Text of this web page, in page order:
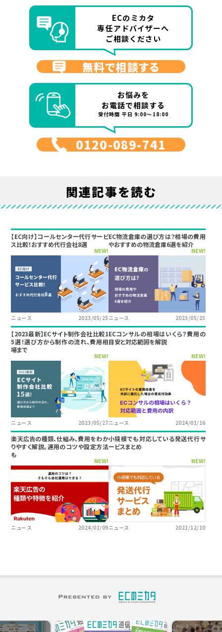
ECのミカタ
専任アドバイザーへ
ご相談ください
無料で相談する
お悩みを
お電話で相談する
受付時間 平日 9:00～18:00
0120-089-741
関連記事を読む
【EC向け】コールセンター代行サービ
ス比較！おすすめ代行会社8選
NEW!
ニュース 2023/05/25
EC物流倉庫の選び方は？相場の費用
やおすすめの物流倉庫6選を紹介
NEW!
ニュース 2023/05/25
【2023最新】ECサイト制作会社比較1
5選！選び方から制作の流れ、費用相
場まで
NEW!
ニュース 2023/05/27
ECコンサルの相場はいくら？費用の
目安と対応範囲を解説
NEW!
ニュース 2024/01/16
楽天広告の種類、仕組み、費用をわか
りやすく解説。運用のコツや設定方法
も
NEW!
ニュース 2024/01/09
小規模でも対応している発送代行サ
ービスまとめ
NEW!
ニュース 2021/12/10